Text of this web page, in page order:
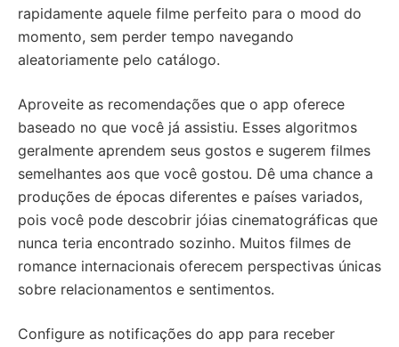
rapidamente aquele filme perfeito para o mood do
momento, sem perder tempo navegando
aleatoriamente pelo catálogo.
Aproveite as recomendações que o app oferece
baseado no que você já assistiu. Esses algoritmos
geralmente aprendem seus gostos e sugerem filmes
semelhantes aos que você gostou. Dê uma chance a
produções de épocas diferentes e países variados,
pois você pode descobrir jóias cinematográficas que
nunca teria encontrado sozinho. Muitos filmes de
romance internacionais oferecem perspectivas únicas
sobre relacionamentos e sentimentos.
Configure as notificações do app para receber